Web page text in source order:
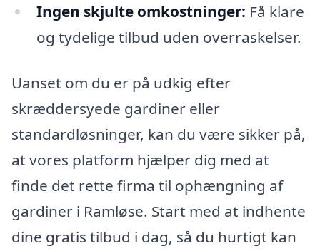
Ingen skjulte omkostninger: Få klare
og tydelige tilbud uden overraskelser.
Uanset om du er på udkig efter
skræddersyede gardiner eller
standardløsninger, kan du være sikker på,
at vores platform hjælper dig med at
finde det rette firma til ophængning af
gardiner i Ramløse. Start med at indhente
dine gratis tilbud i dag, så du hurtigt kan